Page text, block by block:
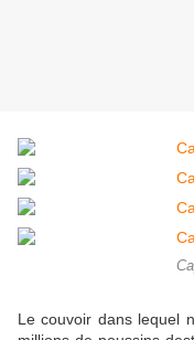
Le couvoir dans lequel